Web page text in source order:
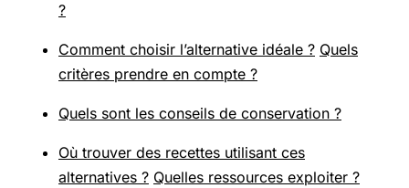
?
Comment choisir l’alternative idéale ? Quels
critères prendre en compte ?
Quels sont les conseils de conservation ?
Où trouver des recettes utilisant ces
alternatives ? Quelles ressources exploiter ?